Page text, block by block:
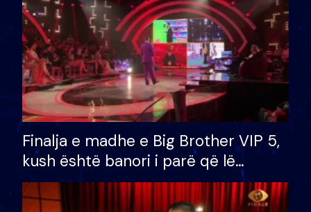
Finalja e madhe e Big Brother VIP 5,
kush është banori i parë që lë
shtëpinë dhe humb mundësinë për
të fituar çmimin e madh